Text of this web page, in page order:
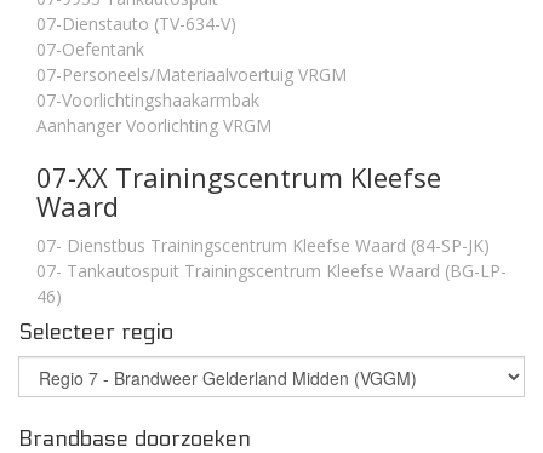
07-Dienstauto (TV-634-V)
07-Oefentank
07-Personeels/Materiaalvoertuig VRGM
07-Voorlichtingshaakarmbak
Aanhanger Voorlichting VRGM
07-XX Trainingscentrum Kleefse
Waard
07- Dienstbus Trainingscentrum Kleefse Waard (84-SP-JK)
07- Tankautospuit Trainingscentrum Kleefse Waard (BG-LP-
46)
Selecteer regio
Brandbase doorzoeken